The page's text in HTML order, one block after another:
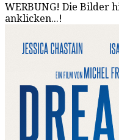
WERBUNG! Die Bilder
anklicken...!